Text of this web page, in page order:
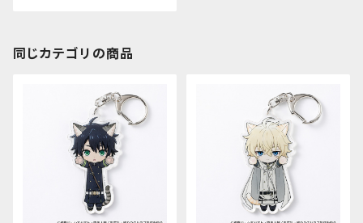
同じカテゴリの商品